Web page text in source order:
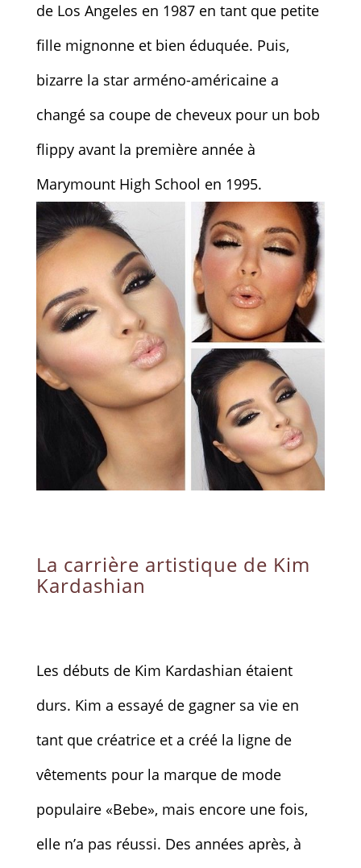
de Los Angeles en 1987 en tant que petite
fille mignonne et bien éduquée. Puis,
bizarre la star arméno-américaine a
changé sa coupe de cheveux pour un bob
flippy avant la première année à
Marymount High School en 1995.
La carrière artistique de Kim
Kardashian
Les débuts de Kim Kardashian étaient
durs. Kim a essayé de gagner sa vie en
tant que créatrice et a créé la ligne de
vêtements pour la marque de mode
populaire «Bebe», mais encore une fois,
elle n’a pas réussi. Des années après, à